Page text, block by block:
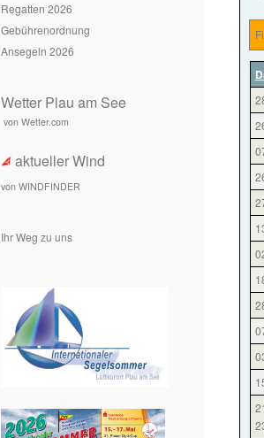
Regatten 2026
Gebührenordnung
Ansegeln 2026
Wetter Plau am See
von Wetter.com
aktueller Wind
von WINDFINDER
Ihr Weg zu uns